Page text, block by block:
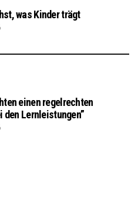
was Kinder trägt
einen regelrechten
den Lernleistungen”